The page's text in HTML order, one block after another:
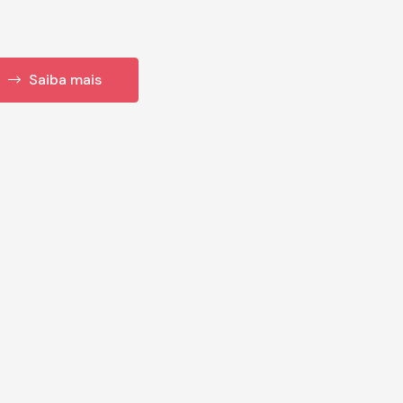
Saiba mais